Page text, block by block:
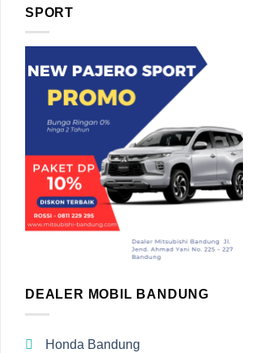
SPORT
DEALER MOBIL BANDUNG
Honda Bandung